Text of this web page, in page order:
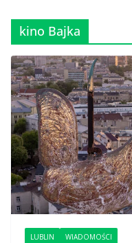
kino Bajka
LUBLIN WIADOMOŚCI